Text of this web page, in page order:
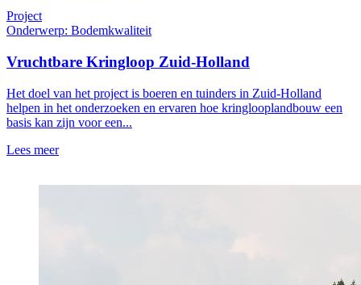
Project
Onderwerp: Bodemkwaliteit
Vruchtbare Kringloop Zuid-Holland
Het doel van het project is boeren en tuinders in Zuid-Holland
helpen in het onderzoeken en ervaren hoe kringlooplandbouw een
basis kan zijn voor een...
Lees meer